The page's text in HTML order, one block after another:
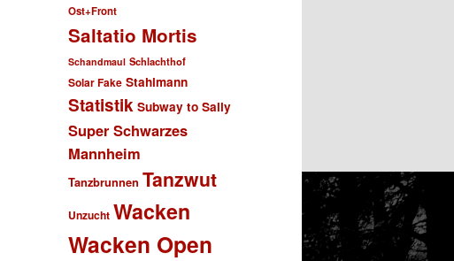
Ost+Front
Saltatio Mortis
Schandmaul Schlachthof
Solar Fake Stahlmann
Statistik Subway to Sally
Super Schwarzes
Mannheim
Tanzbrunnen Tanzwut
Unzucht Wacken
Wacken Open